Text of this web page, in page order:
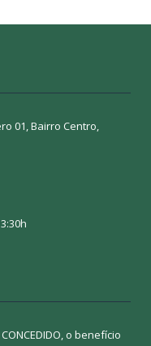
01, Bairro Centro,
CONCEDIDO, o benefício